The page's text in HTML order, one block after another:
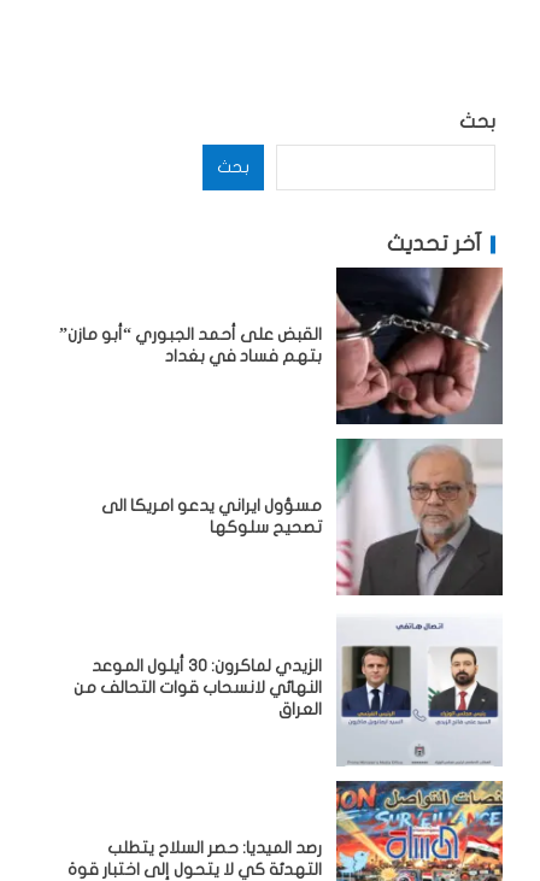
بحث
بحث
آخر تحديث
القبض على أحمد الجبوري “أبو مازن”
بتهم فساد في بغداد
مسؤول ايراني يدعو امريكا الى
تصحيح سلوكها
الزيدي لماكرون: 30 أيلول الموعد
النهائي لانسحاب قوات التحالف من
العراق
رصد الميديا: حصر السلاح يتطلب
التهدئة كي لا يتحول إلى اختبار قوة